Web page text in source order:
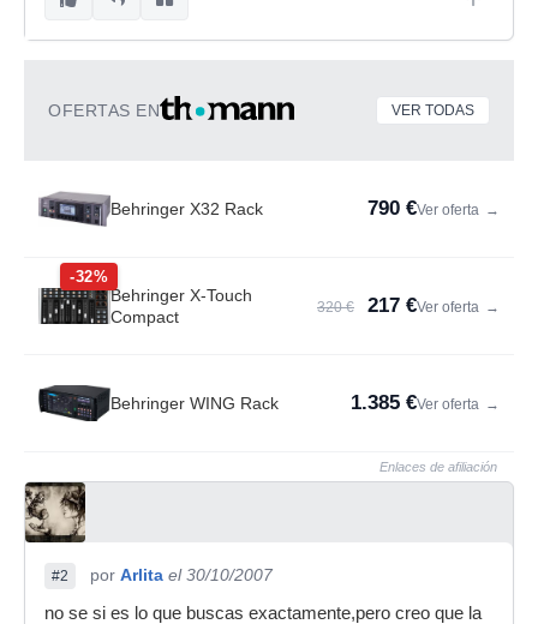
OFERTAS EN VER TODAS
Behringer X32 Rack 790 €Ver oferta →
-32%
Behringer X-Touch
Compact
320 € 217 €Ver oferta →
Behringer WING Rack 1.385 €Ver oferta →
Enlaces de afiliación
#2 por Arlita el 30/10/2007
no se si es lo que buscas exactamente,pero creo que la